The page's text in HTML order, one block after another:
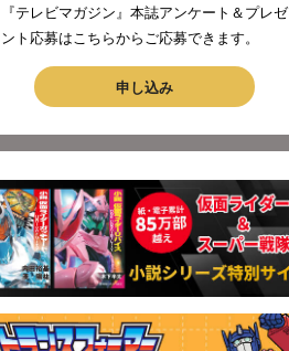
『テレビマガジン』本誌アンケート＆プレゼ
ント応募はこちらからご応募できます。
申し込み